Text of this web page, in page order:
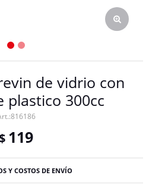
de vidrio con
plastico 300cc
816186
119
Y COSTOS DE ENVÍO